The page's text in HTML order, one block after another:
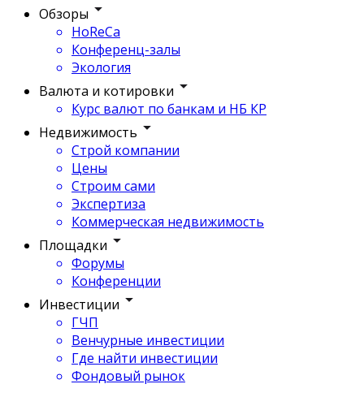
Обзоры
HoReCa
Конференц-залы
Экология
Валюта и котировки
Курс валют по банкам и НБ КР
Недвижимость
Строй компании
Цены
Строим сами
Экспертиза
Коммерческая недвижимость
Площадки
Форумы
Конференции
Инвестиции
ГЧП
Венчурные инвестиции
Где найти инвестиции
Фондовый рынок